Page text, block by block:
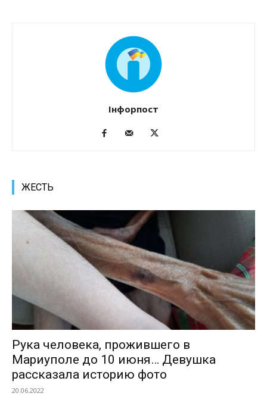
Інфорпост
ЖЕСТЬ
Рука человека, прожившего в
Мариуполе до 10 июня… Девушка
рассказала историю фото
20.06.2022